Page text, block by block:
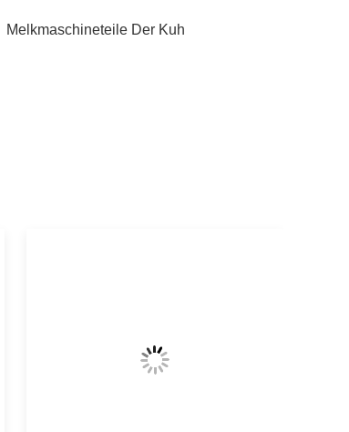
Melkmaschineteile Der Kuh